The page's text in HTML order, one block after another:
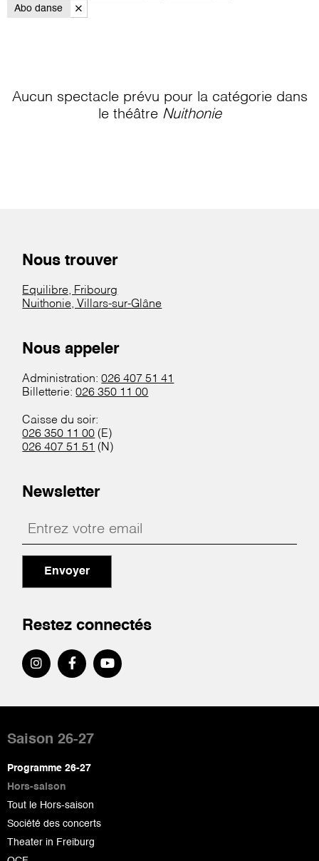
Abo danse
Aucun spectacle prévu pour la catégorie dans
le théâtre Nuithonie
Nous trouver
Equilibre, Fribourg
Nuithonie, Villars-sur-Glâne
Nous appeler
Administration:026 407 51 41
Billetterie:026 350 11 00
Caisse du soir:
026 350 11 00 (E)
026 407 51 51 (N)
Newsletter
Envoyer
Restez connectés
de
page
Saison 26-27
Programme 26-27
Hors-saison
Tout le Hors-saison
Société des concerts
Theater in Freiburg